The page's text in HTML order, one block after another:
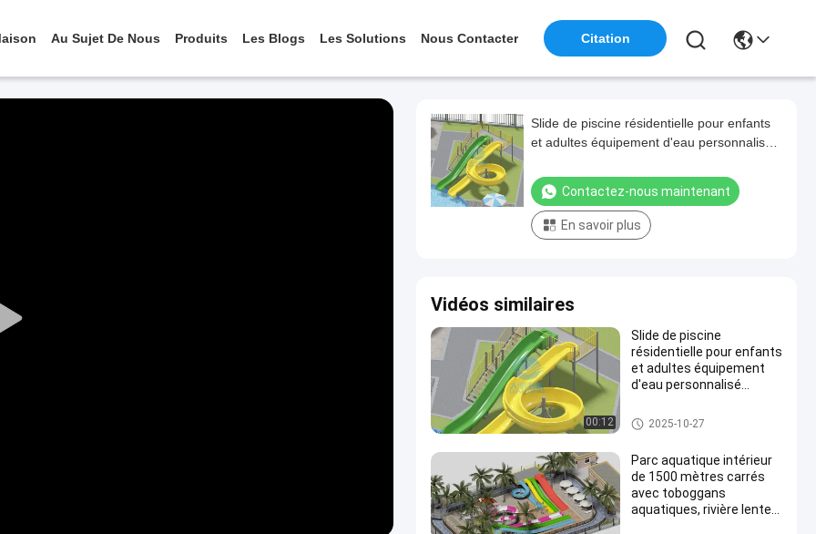
Au Sujet De Nous Produits Les Blogs Les Solutions Nous Contacter Citation
Play
Slide de piscine résidentielle pour enfants
et adultes équipement d'eau personnalisé
verre
Contactez-nous maintenant
En savoir plus
Vidéos similaires
00:12
Slide de piscine
résidentielle pour enfants
et adultes équipement
d'eau personnalisé
couleur en fibre de verre
Aqua Park
2025-10-27
Parc aquatique intérieur
de 1500 mètres carrés
avec toboggans
aquatiques, rivière lente